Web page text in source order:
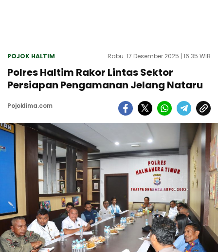
POJOK HALTIM Rabu. 17 Desember 2025 | 16:35 WIB
Polres Haltim Rakor Lintas Sektor
Persiapan Pengamanan Jelang Nataru
Pojoklima.com